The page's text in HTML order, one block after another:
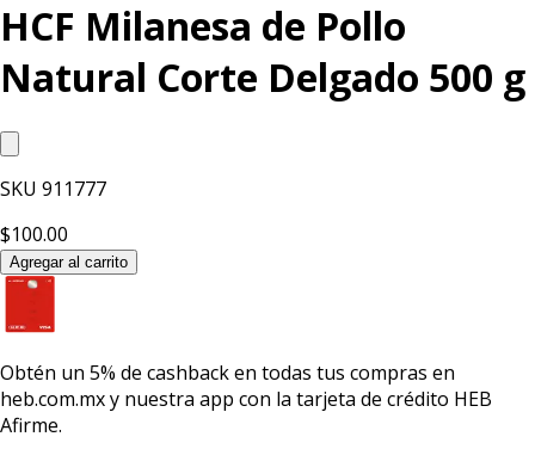
HCF Milanesa de Pollo
Natural Corte Delgado 500 g
SKU 911777
$100.00
Agregar al carrito
Obtén un 5% de cashbacken todas tus compras en
heb.com.mx y nuestra app con la tarjeta de crédito HEB
Afirme.